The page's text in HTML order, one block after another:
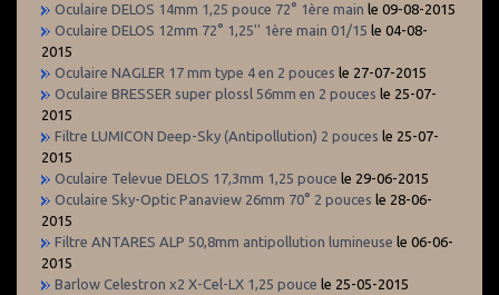
Oculaire DELOS 14mm 1,25 pouce 72° 1ère main le 09-08-2015
Oculaire DELOS 12mm 72° 1,25'' 1ère main 01/15 le 04-08-
2015
Oculaire NAGLER 17 mm type 4 en 2 pouces le 27-07-2015
Oculaire BRESSER super plossl 56mm en 2 pouces le 25-07-
2015
Filtre LUMICON Deep-Sky (Antipollution) 2 pouces le 25-07-
2015
Oculaire Televue DELOS 17,3mm 1,25 pouce le 29-06-2015
Oculaire Sky-Optic Panaview 26mm 70° 2 pouces le 28-06-
2015
Filtre ANTARES ALP 50,8mm antipollution lumineuse le 06-06-
2015
Barlow Celestron x2 X-Cel-LX 1,25 pouce le 25-05-2015